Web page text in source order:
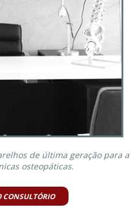
de última geração para a
osteopáticas.
CONSULTÓRIO